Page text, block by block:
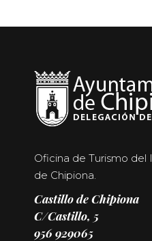
Oficina de Turismo
de Chipiona.
Castillo de Chipiona
C/Castillo, 5
956 929065